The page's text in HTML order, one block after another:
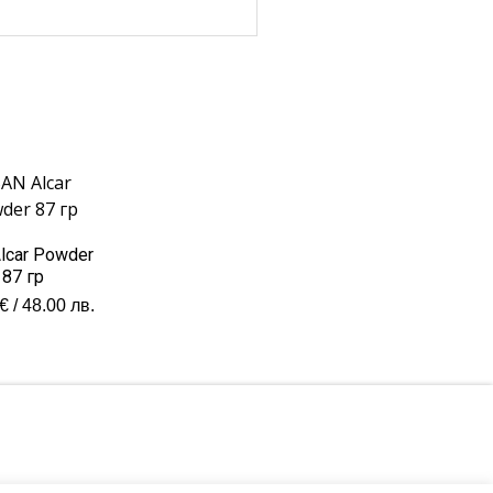
Powder
87 гр
€ / 48.00 лв.